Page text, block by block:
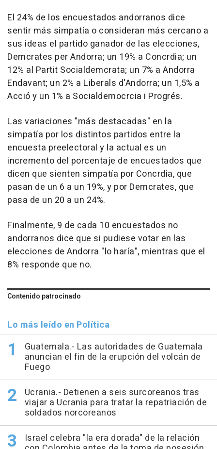
El 24% de los encuestados andorranos dice
sentir más simpatía o consideran más cercano a
sus ideas el partido ganador de las elecciones,
Demcrates per Andorra; un 19% a Concrdia; un
12% al Partit Socialdemcrata; un 7% a Andorra
Endavant; un 2% a Liberals d'Andorra; un 1,5% a
Acció y un 1% a Socialdemocrcia i Progrés.
Las variaciones "más destacadas" en la
simpatía por los distintos partidos entre la
encuesta preelectoral y la actual es un
incremento del porcentaje de encuestados que
dicen que sienten simpatía por Concrdia, que
pasan de un 6 a un 19%, y por Demcrates, que
pasa de un 20 a un 24%.
Finalmente, 9 de cada 10 encuestados no
andorranos dice que si pudiese votar en las
elecciones de Andorra "lo haría", mientras que el
8% responde que no.
Contenido patrocinado
Lo más leído en Política
Guatemala.- Las autoridades de Guatemala
anuncian el fin de la erupción del volcán de
Fuego
Ucrania.- Detienen a seis surcoreanos tras
viajar a Ucrania para tratar la repatriación de
soldados norcoreanos
Israel celebra "la era dorada" de la relación